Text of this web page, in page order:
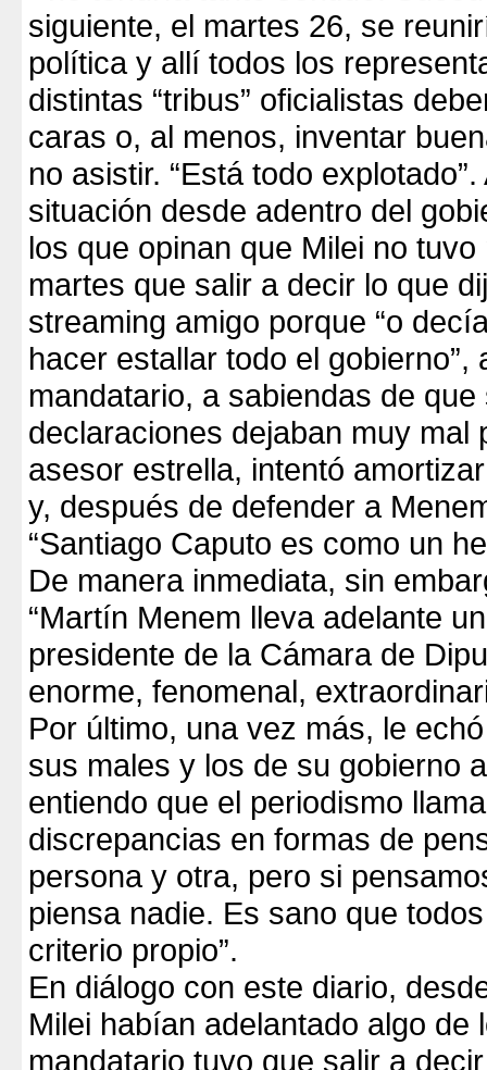
siguiente, el martes 26, se
política y allí todos los
distintas “tribus” oficialistas
caras o, al menos, inventar
no asistir. “Está todo
situación desde adentro del
los que opinan que Milei no
martes que salir a decir lo que
streaming amigo porque “o
hacer estallar todo el gobierno”,
mandatario, a sabiendas de que
declaraciones dejaban muy mal
asesor estrella, intentó
y, después de defender a
“Santiago Caputo es como un
De manera inmediata, sin
“Martín Menem lleva adelante
presidente de la Cámara de
enorme, fenomenal,
Por último, una vez más, le
sus males y los de su gobierno
entiendo que el periodismo
discrepancias en formas de
persona y otra, pero si
piensa nadie. Es sano que
criterio propio”.
En diálogo con este diario,
Milei habían adelantado algo de
mandatario tuvo que salir a